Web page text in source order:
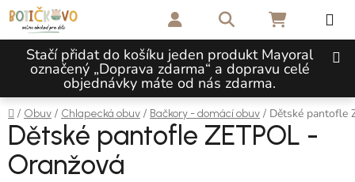
Přejít na obsah
Stačí přidat do košíku jeden produkt Mayoral
označený „Doprava zdarma“ a dopravu celé
objednávky máte od nás zdarma.
Hledat NÁKUPNÍ
Domů
/ Obuv / Chlapecká obuv / Bačkory - domácí obuv / Dětské pantofle
Dětské pantofle ZETPOL -
Oranžová